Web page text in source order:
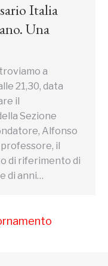
Italia
Una
a
21,30, data
il
Sezione
Alfonso
il
di riferimento di
di anni…